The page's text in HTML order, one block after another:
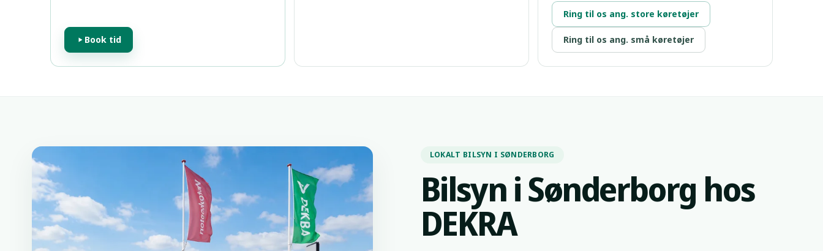
Book tid
Ring til os ang. store køretøjer
Ring til os ang. små køretøjer
LOKALT BILSYN I SØNDERBORG
Bilsyn i Sønderborg hos
DEKRA